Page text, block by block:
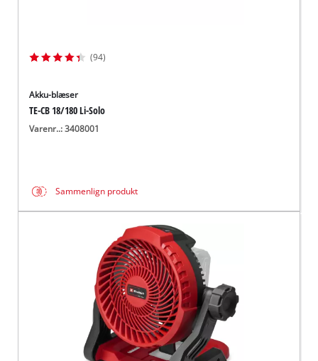
(94)
Akku-blæser
TE-CB 18/180 Li-Solo
Varenr..: 3408001
Sammenlign produkt